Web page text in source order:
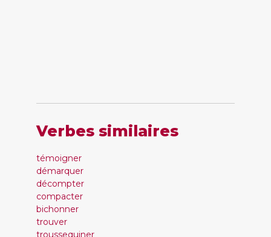
Verbes similaires
témoigner
démarquer
décompter
compacter
bichonner
trouver
troussequiner